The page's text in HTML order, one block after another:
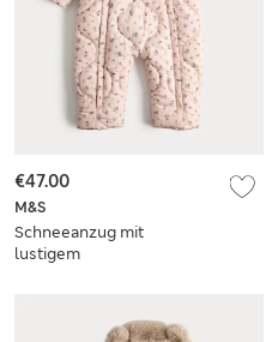
M&S
Schneeanzug mit
lustigem
€47.00